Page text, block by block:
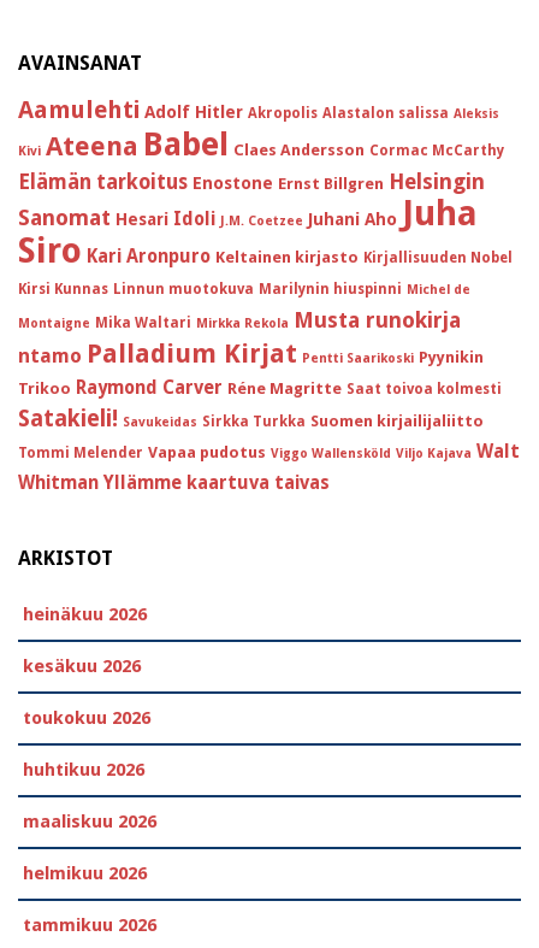
AVAINSANAT
Aamulehti Adolf Hitler Akropolis Alastalon salissa Aleksis
Kivi Ateena Babel Claes Andersson Cormac McCarthy
Elämän tarkoitus Enostone Ernst Billgren Helsingin
Sanomat Hesari Idoli J.M. Coetzee Juhani Aho Juha
Siro Kari Aronpuro Keltainen kirjasto Kirjallisuuden Nobel
Kirsi Kunnas Linnun muotokuva Marilynin hiuspinni Michel de
Montaigne Mika Waltari Mirkka Rekola Musta runokirja
ntamo Palladium Kirjat Pentti Saarikoski Pyynikin
Trikoo Raymond Carver Réne Magritte Saat toivoa kolmesti
Satakieli! Savukeidas Sirkka Turkka Suomen kirjailijaliitto
Tommi Melender Vapaa pudotus Viggo Wallensköld Viljo Kajava Walt
Whitman Yllämme kaartuva taivas
ARKISTOT
heinäkuu 2026
kesäkuu 2026
toukokuu 2026
huhtikuu 2026
maaliskuu 2026
helmikuu 2026
tammikuu 2026